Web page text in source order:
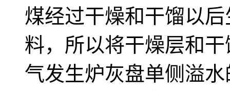
煤经过干燥和干馏以
料，所以将干燥层和
气发生炉灰盘单侧溢